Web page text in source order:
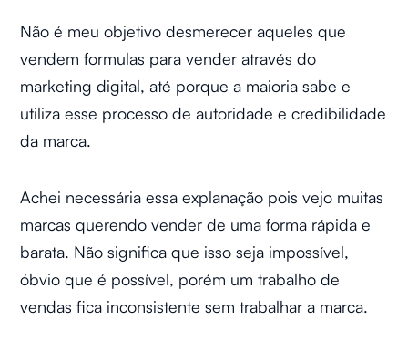
Não é meu objetivo desmerecer aqueles que
vendem formulas para vender através do
marketing digital, até porque a maioria sabe e
utiliza esse processo de autoridade e credibilidade
da marca.
Achei necessária essa explanação pois vejo muitas
marcas querendo vender de uma forma rápida e
barata. Não significa que isso seja impossível,
óbvio que é possível, porém um trabalho de
vendas fica inconsistente sem trabalhar a marca.